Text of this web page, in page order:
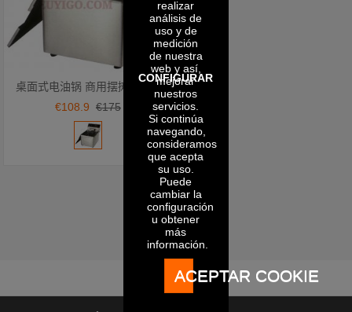
realizar
análisis de
uso y de
medición
de nuestra
web y así,
mejorar
nuestros
servicios.
Si continúa
navegando,
consideramos
que acepta
su uso.
Puede
cambiar la
configuración
u obtener
más
información.
ACEPTAR COOKIE
CONFIGURAR
Añadir a la cesta
€108.9 €175